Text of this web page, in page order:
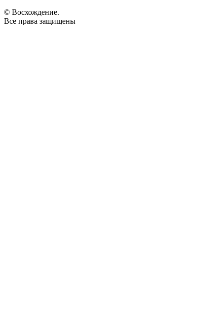
© Восхождение.
Все права защищены